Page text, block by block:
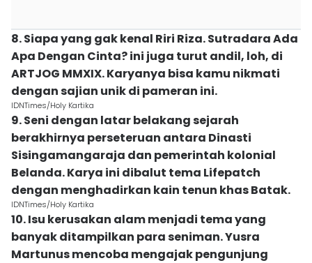
8. Siapa yang gak kenal Riri Riza. Sutradara Ada
Apa Dengan Cinta? ini juga turut andil, loh, di
ARTJOG MMXIX. Karyanya bisa kamu nikmati
dengan sajian unik di pameran ini.
IDNTimes/Holy Kartika
9. Seni dengan latar belakang sejarah
berakhirnya perseteruan antara Dinasti
Sisingamangaraja dan pemerintah kolonial
Belanda. Karya ini dibalut tema Lifepatch
dengan menghadirkan kain tenun khas Batak.
IDNTimes/Holy Kartika
10. Isu kerusakan alam menjadi tema yang
banyak ditampilkan para seniman. Yusra
Martunus mencoba mengajak pengunjung